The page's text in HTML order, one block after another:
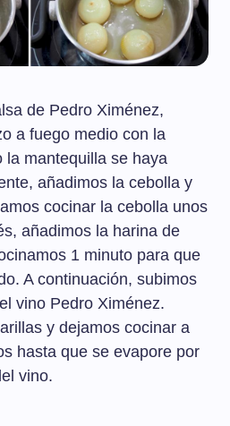
de Pedro Ximénez,
a fuego medio con la
la mantequilla se haya
añadimos la cebolla y
cocinar la cebolla unos
añadimos la harina de
1 minuto para que
A continuación, subimos
vino Pedro Ximénez.
y dejamos cocinar a
hasta que se evapore por
vino.